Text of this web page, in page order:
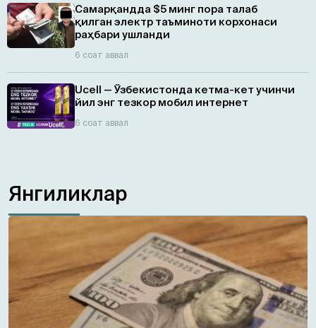
Самарқандда $5 минг пора талаб
қилган электр таъминоти корхонаси
раҳбари ушланди
6 соат аввал
Ucell — Ўзбекистонда кетма-кет учинчи
йил энг тезкор мобил интернет
6 соат аввал
Янгиликлар